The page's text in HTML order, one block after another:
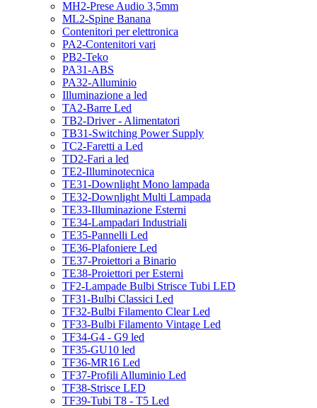
MH2-Prese Audio 3,5mm
ML2-Spine Banana
Contenitori per elettronica
PA2-Contenitori vari
PB2-Teko
PA31-ABS
PA32-Alluminio
Illuminazione a led
TA2-Barre Led
TB2-Driver - Alimentatori
TB31-Switching Power Supply
TC2-Faretti a Led
TD2-Fari a led
TE2-Illuminotecnica
TE31-Downlight Mono lampada
TE32-Downlight Multi Lampada
TE33-Illuminazione Esterni
TE34-Lampadari Industriali
TE35-Pannelli Led
TE36-Plafoniere Led
TE37-Proiettori a Binario
TE38-Proiettori per Esterni
TF2-Lampade Bulbi Strisce Tubi LED
TF31-Bulbi Classici Led
TF32-Bulbi Filamento Clear Led
TF33-Bulbi Filamento Vintage Led
TF34-G4 - G9 led
TF35-GU10 led
TF36-MR16 Led
TF37-Profili Alluminio Led
TF38-Strisce LED
TF39-Tubi T8 - T5 Led